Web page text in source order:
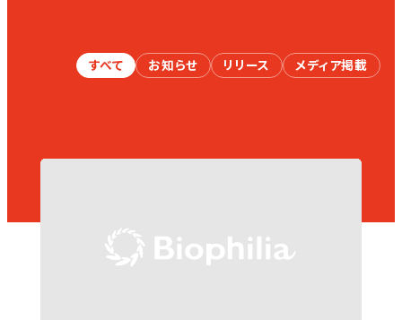
すべて お知らせ リリース メディア掲載